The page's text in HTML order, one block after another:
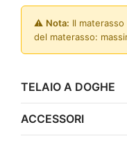
⚠️ Nota: Il
del materasso:
TELAIO A DOGHE
ACCESSORI